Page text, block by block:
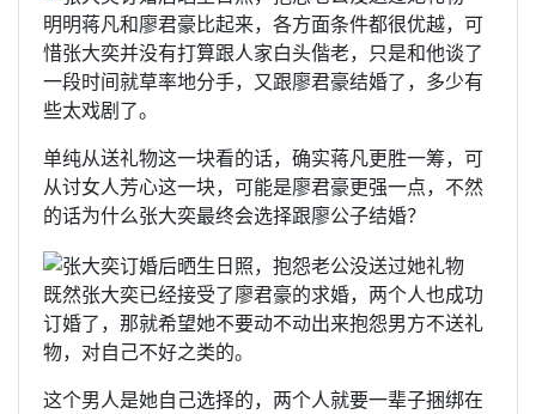
明明蒋凡和廖君豪比起来，各方面条件都很优越，可
惜张大奕并没有打算跟人家白头偕老，只是和他谈了
一段时间就草率地分手，又跟廖君豪结婚了，多少有
些太戏剧了。
单纯从送礼物这一块看的话，确实蒋凡更胜一筹，可
从讨女人芳心这一块，可能是廖君豪更强一点，不然
的话为什么张大奕最终会选择跟廖公子结婚？
既然张大奕已经接受了廖君豪的求婚，两个人也成功
订婚了，那就希望她不要动不动出来抱怨男方不送礼
物，对自己不好之类的。
这个男人是她自己选择的，两个人就要一辈子捆绑在